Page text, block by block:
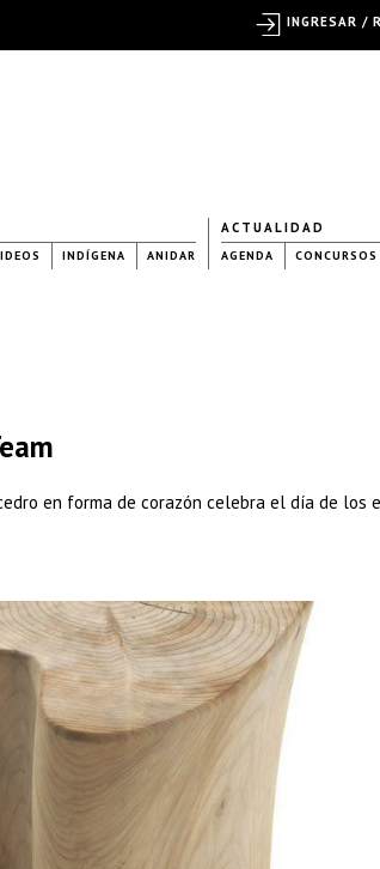
INDÍGENA ANIDAR
ACTUALIDAD
AGENDA CONCURSOS
en forma de corazón celebra el día de los
INGRESAR /